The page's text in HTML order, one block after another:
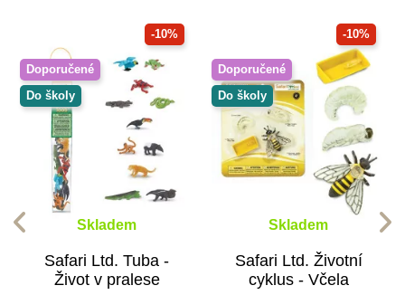
-10%
Doporučené
Do školy
Skladem
Safari Ltd. Tuba -
Život v pralese
-10%
Doporučené
Do školy
Skladem
Safari Ltd. Životní
cyklus - Včela